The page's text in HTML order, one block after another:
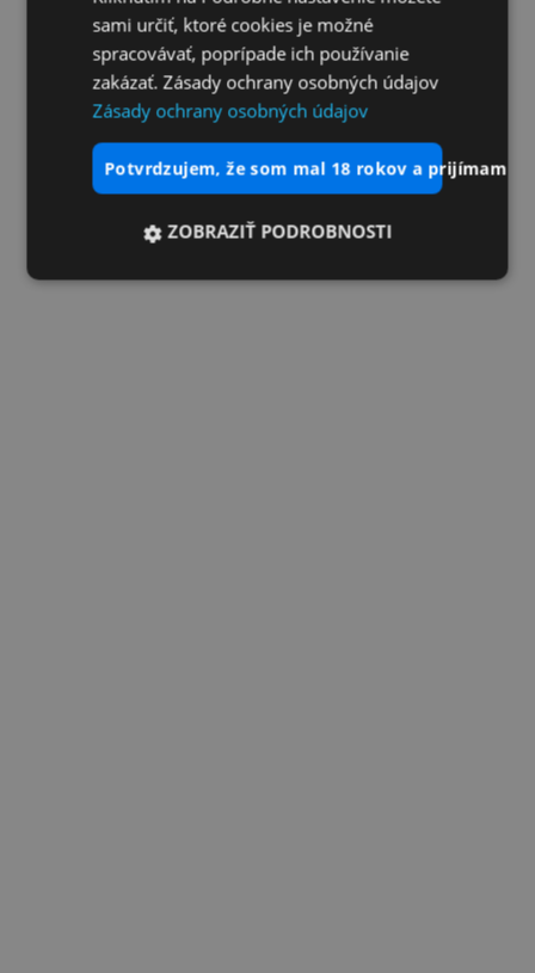
sami určiť, ktoré cookies je možné
spracovávať, poprípade ich používanie
zakázať. Zásady ochrany osobných údajov
Zásady ochrany osobných údajov
potvrdzujem, že som mal 18 rokov a prijímam
ZOBRAZIŤ PODROBNOSTI